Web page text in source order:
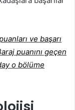
ve başarı
puanını geçen
o bölüme